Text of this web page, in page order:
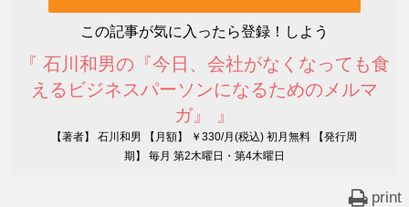
この記事が気に入ったら登録！しよう
『 石川和男の『今日、会社がなくなっても食
えるビジネスパーソンになるためのメルマ
ガ』 』
【著者】 石川和男 【月額】 ￥330/月(税込) 初月無料 【発行周
期】 毎月 第2木曜日・第4木曜日
print